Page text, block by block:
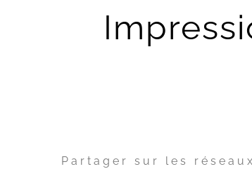
Partager sur les